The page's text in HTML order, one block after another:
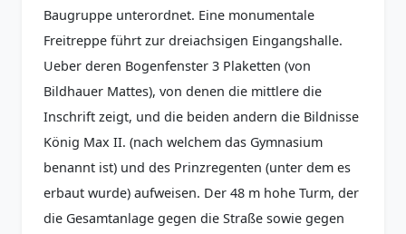
Baugruppe unterordnet. Eine monumentale
Freitreppe führt zur dreiachsigen Eingangshalle.
Ueber deren Bogenfenster 3 Plaketten (von
Bildhauer Mattes), von denen die mittlere die
Inschrift zeigt, und die beiden andern die Bildnisse
König Max II. (nach welchem das Gymnasium
benannt ist) und des Prinzregenten (unter dem es
erbaut wurde) aufweisen. Der 48 m hohe Turm, der
die Gesamtanlage gegen die Straße sowie gegen